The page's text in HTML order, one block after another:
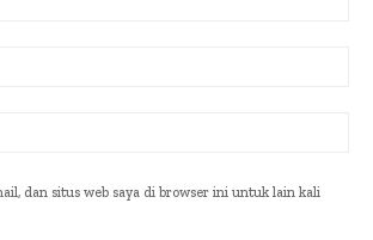
dan situs web saya di browser ini untuk lain kali